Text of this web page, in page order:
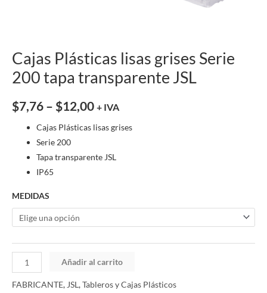
Cajas Plásticas lisas grises Serie
200 tapa transparente JSL
$7,76 – $12,00 + IVA
Cajas Plásticas lisas grises
Serie 200
Tapa transparente JSL
IP65
MEDIDAS
Añadir al carrito
FABRICANTE, JSL ,Tableros y Cajas Plásticos